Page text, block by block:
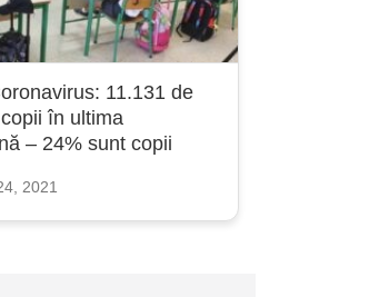
11.131 de
în ultima
– 24% sunt copii
2021